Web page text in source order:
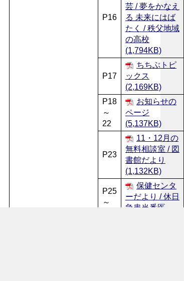
P16
芸 / 夢をかなえ
る 未来にはば
たく / 秩父地域
の高校
(1,794KB)
P17
ちちぶトピ
ックス
(2,169KB)
P18
～
22
お知らせの
ページ
(5,137KB)
P23
11・12月の
無料相談室 / 図
書館だより
(1,132KB)
P25
～
保健センタ
ーだより / 休日
急患当番医